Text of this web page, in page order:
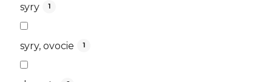
syry 1
syry, ovocie 1